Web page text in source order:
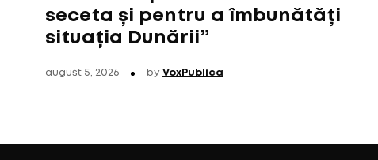
seceta și pentru a îmbunătăți
situația Dunării”
august 5, 2026 by VoxPublica